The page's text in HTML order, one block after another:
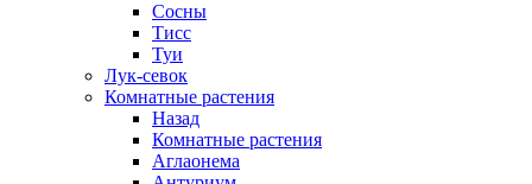
Сосны
Тисс
Туи
Лук-севок
Комнатные растения
Назад
Комнатные растения
Аглаонема